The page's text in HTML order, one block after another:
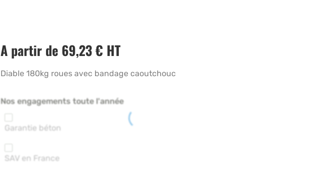
A partir de 69,23€ HT
Diable 180kg roues avec bandage caoutchouc
Nos engagements toute l'année
Garantie béton
SAV en France